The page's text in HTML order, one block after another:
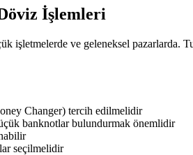
İşlemleri
işletmelerde ve geleneksel
Changer) tercih edilmelidir
banknotlar bulundurmak önemlidir
seçilmelidir